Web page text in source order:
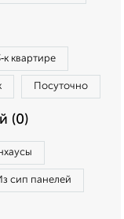
квартире
Посуточно
(0)
сип панелей